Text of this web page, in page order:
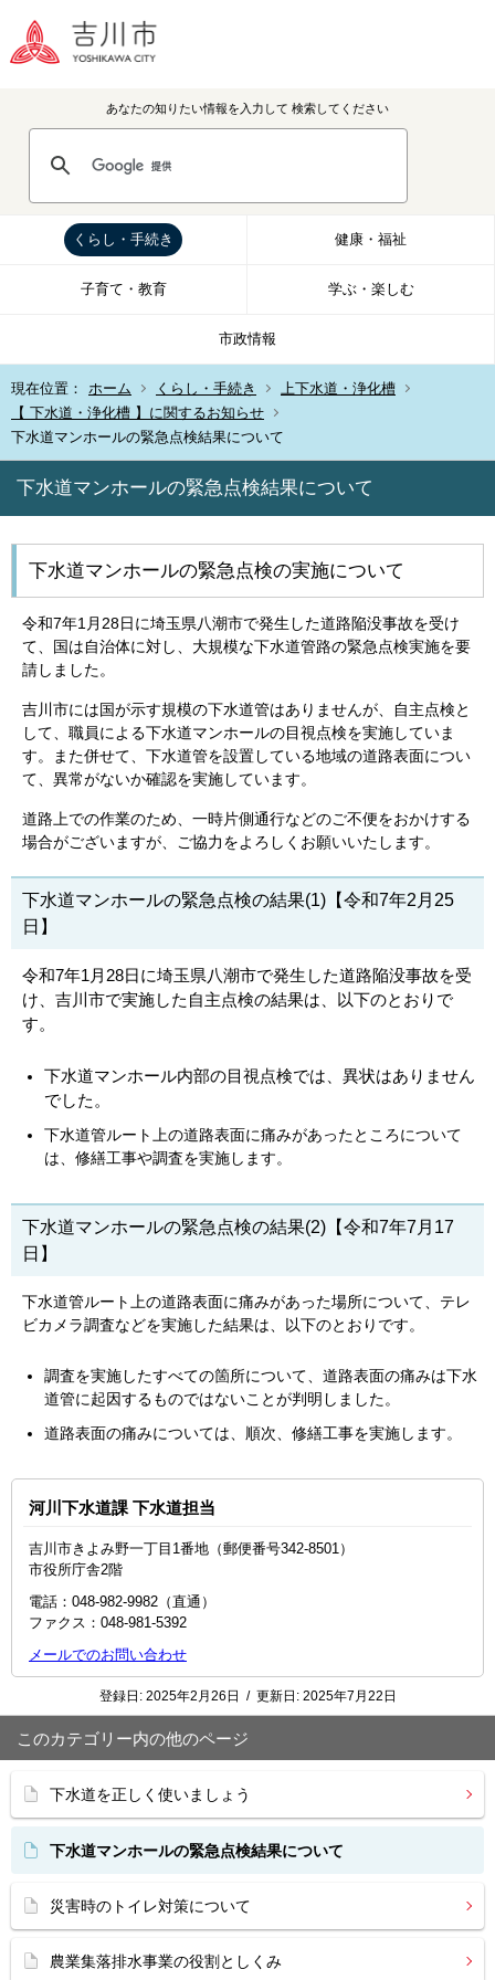
あなたの知りたい情報を入力して 検索してください
くらし・手続き 健康・福祉
子育て・教育 学ぶ・楽しむ
市政情報
現在位置： ホーム くらし・手続き
上下水道・浄化槽
【 下水道・浄化槽 】に関するお知らせ
下水道マンホールの緊急点検結果について
下水道マンホールの緊急点検結果について
下水道マンホールの緊急点検の実施について
令和7年1月28日に埼玉県八潮市で発生した道路陥没事故を受け
て、国は自治体に対し、大規模な下水道管路の緊急点検実施を要
請しました。
吉川市には国が示す規模の下水道管はありませんが、自主点検と
して、職員による下水道マンホールの目視点検を実施していま
す。また併せて、下水道管を設置している地域の道路表面につい
て、異常がないか確認を実施しています。
道路上での作業のため、一時片側通行などのご不便をおかけする
場合がございますが、ご協力をよろしくお願いいたします。
下水道マンホールの緊急点検の結果(1)【令和7年2月25
日】
令和7年1月28日に埼玉県八潮市で発生した道路陥没事故を受
け、吉川市で実施した自主点検の結果は、以下のとおりで
す。
下水道マンホール内部の目視点検では、異状はありません
でした。
下水道管ルート上の道路表面に痛みがあったところについて
は、修繕工事や調査を実施します。
下水道マンホールの緊急点検の結果(2)【令和7年7月17
日】
下水道管ルート上の道路表面に痛みがあった場所について、テレ
ビカメラ調査などを実施した結果は、以下のとおりです。
調査を実施したすべての箇所について、道路表面の痛みは下水
道管に起因するものではないことが判明しました。
道路表面の痛みについては、順次、修繕工事を実施します。
河川下水道課 下水道担当
吉川市きよみ野一丁目1番地（郵便番号342-8501）
市役所庁舎2階
電話：048-982-9982（直通）
ファクス：048‐981‐5392
メールでのお問い合わせ
登録日: 2025年2月26日 / 更新日: 2025年7月22日
このカテゴリー内の他のページ
下水道を正しく使いましょう
下水道マンホールの緊急点検結果について
災害時のトイレ対策について
農業集落排水事業の役割としくみ